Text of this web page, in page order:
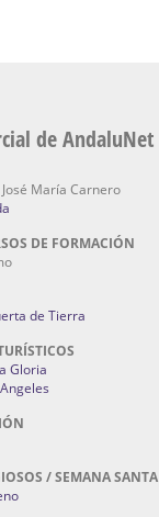
de AndaluNet
José María Carnero
DE FORMACIÓN
de Tierra
Gloria
/ SEMANA SANTA